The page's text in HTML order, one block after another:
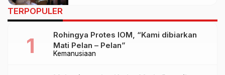
TERPOPULER
Kemanusiaan
Rohingya Protes IOM, “Kami dibiarkan
Mati Pelan – Pelan”